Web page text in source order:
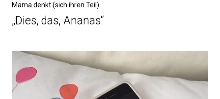
Mama denkt (sich ihren Teil)
„Dies, das, Ananas“